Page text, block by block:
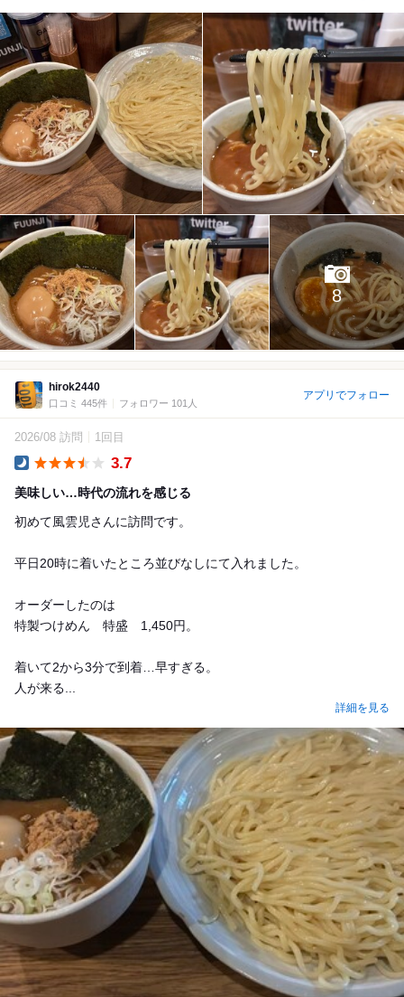
8
hirok2440
口コミ 445件 フォロワー 101人
アプリでフォロー
2026/08 訪問 1回目
3.7
美味しい…時代の流れを感じる
初めて風雲児さんに訪問です。
平日20時に着いたところ並びなしにて入れました。
オーダーしたのは
特製つけめん 特盛 1,450円。
着いて2から3分で到着…早すぎる。
人が来る...
詳細を見る